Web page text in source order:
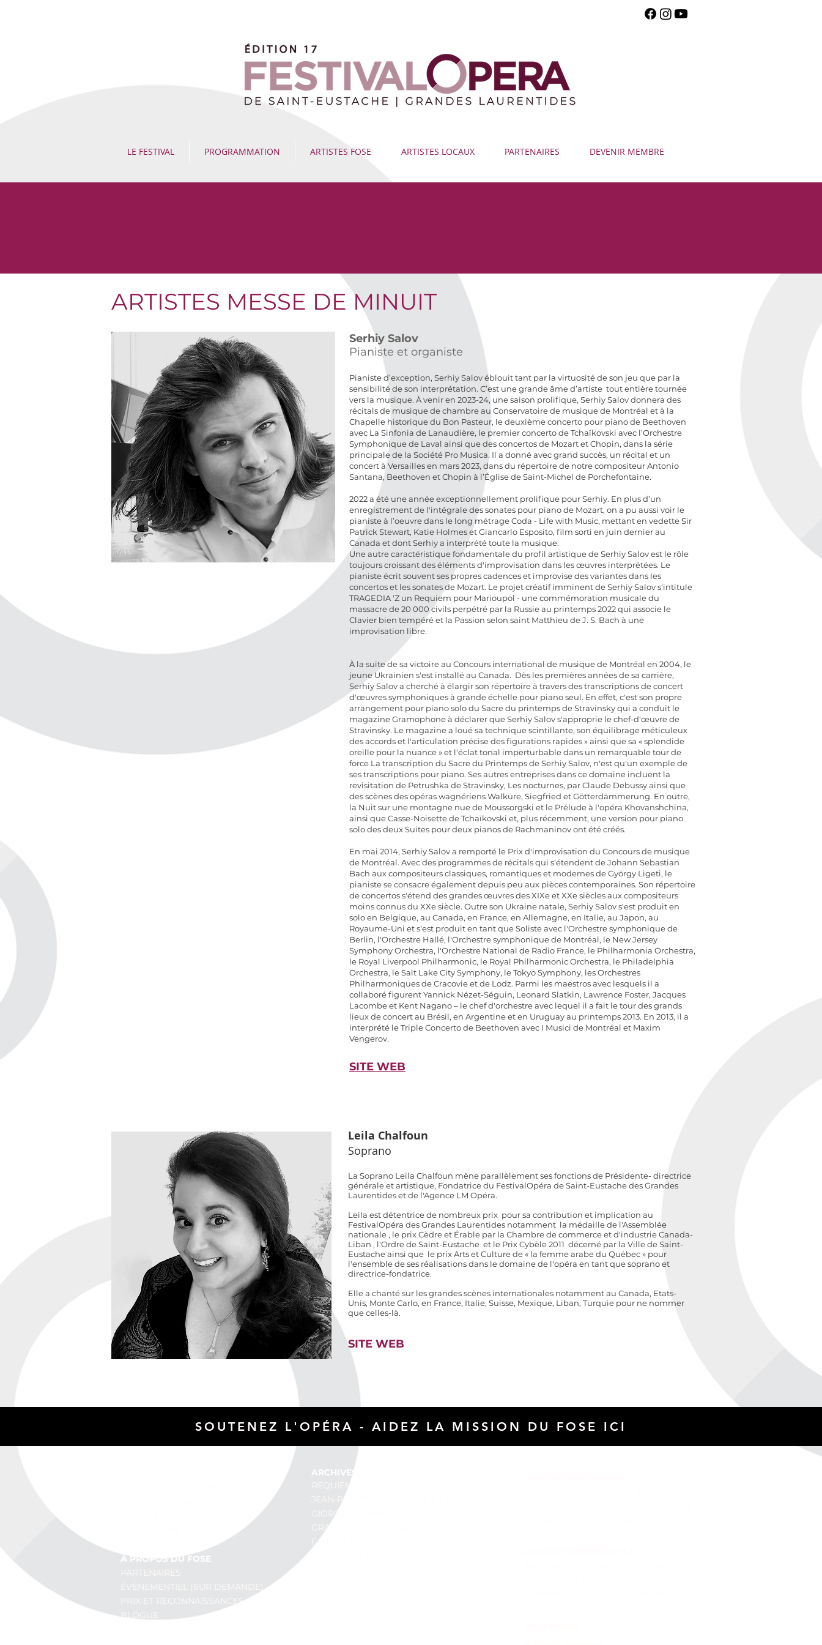
LE FESTIVAL PROGRAMMATION ARTISTES FOSE ARTISTES LOCAUX PARTENAIRES DEVENIR MEMBRE
ARTISTES MESSE DE MINUIT
Serhiy Salov
Pianiste et organiste
Pianiste d’exception, Serhiy Salov éblouit tant par la virtuosité de son jeu que par la
sensibilité de son interprétation. C’est une grande âme d’artiste tout entière tournée
vers la musique. À venir en 2023-24, une saison prolifique, Serhiy Salov donnera des
récitals de musique de chambre au Conservatoire de musique de Montréal et à la
Chapelle historique du Bon Pasteur, le deuxième concerto pour piano de Beethoven
avec La Sinfonia de Lanaudière, le premier concerto de Tchaïkovski avec l’Orchestre
Symphonique de Laval ainsi que des concertos de Mozart et Chopin, dans la série
principale de la Société Pro Musica. Il a donné avec grand succès, un récital et un
concert à Versailles en mars 2023, dans du répertoire de notre compositeur Antonio
Santana, Beethoven et Chopin à l’Église de Saint-Michel de Porchefontaine.
2022 a été une année exceptionnellement prolifique pour Serhiy. En plus d’un
enregistrement de l'intégrale des sonates pour piano de Mozart, on a pu aussi voir le
pianiste à l’oeuvre dans le long métrage Coda - Life with Music, mettant en vedette Sir
Patrick Stewart, Katie Holmes et Giancarlo Esposito, film sorti en juin dernier au
Canada et dont Serhiy a interprété toute la musique.
​Une autre caractéristique fondamentale du profil artistique de Serhiy Salov est le rôle
toujours croissant des éléments d'improvisation dans les œuvres interprétées. Le
pianiste écrit souvent ses propres cadences et improvise des variantes dans les
concertos et les sonates de Mozart. Le projet créatif imminent de Serhiy Salov s'intitule
TRAGEDIA 'Z un Requiem pour Marioupol - une commémoration musicale du
massacre de 20 000 civils perpétré par la Russie au printemps 2022 qui associe le
Clavier bien tempéré et la Passion selon saint Matthieu de J. S. Bach à une
improvisation libre.
À la suite de sa victoire au Concours international de musique de Montréal en 2004, le
jeune Ukrainien s'est installé au Canada. Dès les premières années de sa carrière,
Serhiy Salov a cherché à élargir son répertoire à travers des transcriptions de concert
d'œuvres symphoniques à grande échelle pour piano seul. En effet, c'est son propre
arrangement pour piano solo du Sacre du printemps de Stravinsky qui a conduit le
magazine Gramophone à déclarer que Serhiy Salov s'approprie le chef-d'œuvre de
Stravinsky. Le magazine a loué sa technique scintillante, son équilibrage méticuleux
des accords et l'articulation précise des figurations rapides » ainsi que sa « splendide
oreille pour la nuance » et l'éclat tonal imperturbable dans un remarquable tour de
force La transcription du Sacre du Printemps de Serhiy Salov, n'est qu'un exemple de
ses transcriptions pour piano. Ses autres entreprises dans ce domaine incluent la
revisitation de Petrushka de Stravinsky, Les nocturnes, par Claude Debussy ainsi que
des scènes des opéras wagnériens Walküre, Siegfried et Götterdämmerung. En outre,
la Nuit sur une montagne nue de Moussorgski et le Prélude à l'opéra Khovanshchina,
ainsi que Casse-Noisette de Tchaïkovski et, plus récemment, une version pour piano
solo des deux Suites pour deux pianos de Rachmaninov ont été créés.
En mai 2014, Serhiy Salov a remporté le Prix d'improvisation du Concours de musique
de Montréal. Avec des programmes de récitals qui s'étendent de Johann Sebastian
Bach aux compositeurs classiques, romantiques et modernes de György Ligeti, le
pianiste se consacre également depuis peu aux pièces contemporaines. Son répertoire
de concertos s'étend des grandes œuvres des XIXe et XXe siècles aux compositeurs
moins connus du XXe siècle. Outre son Ukraine natale, Serhiy Salov s'est produit en
solo en Belgique, au Canada, en France, en Allemagne, en Italie, au Japon, au
Royaume-Uni et s'est produit en tant que Soliste avec l'Orchestre symphonique de
Berlin, l'Orchestre Hallé, l'Orchestre symphonique de Montréal, le New Jersey
Symphony Orchestra, l'Orchestre National de Radio France, le Philharmonia Orchestra,
le Royal Liverpool Philharmonic, le Royal Philharmonic Orchestra, le Philadelphia
Orchestra, le Salt Lake City Symphony, le Tokyo Symphony, les Orchestres
Philharmoniques de Cracovie et de Lodz. Parmi les maestros avec lesquels il a
collaboré figurent Yannick Nézet-Séguin, Leonard Slatkin, Lawrence Foster, Jacques
Lacombe et Kent Nagano – le chef d'orchestre avec lequel il a fait le tour des grands
lieux de concert au Brésil, en Argentine et en Uruguay au printemps 2013. En 2013, il a
interprété le Triple Concerto de Beethoven avec I Musici de Montréal et Maxim
Vengerov.
SITE WEB
Leila Chalfoun
Soprano
La Soprano Leila Chalfoun mène parallèlement ses fonctions de Présidente- directrice
générale et artistique, Fondatrice du FestivalOpéra de Saint-Eustache des Grandes
Laurentides et de l'Agence LM Opéra.
Leila est détentrice de nombreux prix pour sa contribution et implication au
FestivalOpéra des Grandes Laurentides notamment la médaille de l'Assemblée
nationale , le prix Cèdre et Érable par la Chambre de commerce et d'industrie Canada-
Liban , l'Ordre de Saint-Eustache et le Prix Cybèle 2011 décerné par la Ville de Saint-
Eustache ainsi que le prix Arts et Culture de« la femme arabe du Québec » pour
l'ensemble de ses réalisations dans le domaine de l'opéra en tant que soprano et
directrice-fondatrice.
Elle a chanté sur les grandes scènes internationales notamment au Canada, Etats-
Unis, Monte Carlo, en France, Italie, Suisse, Mexique, Liban, Turquie pour ne nommer
que celles-là.
SITE WEB
SOUTENEZ L'OPÉRA - AIDEZ LA M ISSI ON DU FOS E ICI
À PROPOS DU FOSE
PARTENAIRES
ÉVÉNEMENTIEL (SUR DEMANDE)
PRIX ET RECONNAISSANCES
BLOGUE
ARCHIVES ÉVÈNEMENTS
REQUIEM DE MOZART
JEAN-PHILIPPE SYLVESTRE À L'OPÉRA
GIORGIA FUMANTI
GRAND CONCERT GRATUIT JAL
FONDATION BARRY.F